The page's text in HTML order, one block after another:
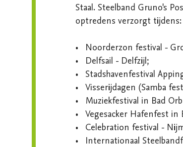
Staal. Steelband Gruno's
optredens verzorgt tijdens:
•	Noorderzon festival - Groningen;
•	Delfsail - Delfzijl;
•	Stadshavenfestival Appingedam;
•	Visserijdagen (Samba festival) - Harlingen;
•	Muziekfestival in Bad Orb (D);
•	Vegesacker Hafenfest in Bremen (D);
•	Celebration festival - Nijmegen;
•	Internationaal Steelbandfestival - Apeldoorn;